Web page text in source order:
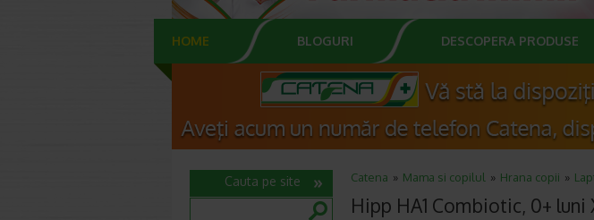
HOME BLOGURI DESCOPERA PRODUSE
Catena Mama si copilul Hrana copii
Hipp HA1 Combiotic, 0+ luni
Cauta pe site